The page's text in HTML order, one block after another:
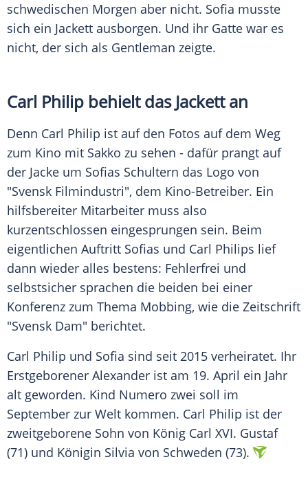
schwedischen Morgen aber nicht. Sofia musste
sich ein Jackett ausborgen. Und ihr Gatte war es
nicht, der sich als Gentleman zeigte.
Carl Philip behielt das Jackettan
Denn Carl Philip ist auf den Fotos auf dem Weg
zum Kino mit Sakko zu sehen - dafür prangt auf
der Jacke um Sofias Schultern das Logo von
"Svensk Filmindustri", dem Kino-Betreiber. Ein
hilfsbereiter Mitarbeiter muss also
kurzentschlossen eingesprungen sein. Beim
eigentlichen Auftritt Sofias und Carl Philips lief
dann wieder alles bestens: Fehlerfrei und
selbstsicher sprachen die beiden bei einer
Konferenz zum Thema Mobbing, wie die Zeitschrift
"Svensk Dam" berichtet.
Carl Philip und Sofia sind seit 2015 verheiratet. Ihr
Erstgeborener Alexander ist am 19. April ein Jahr
alt geworden. Kind Numero zwei soll im
September zur Welt kommen. Carl Philip ist der
zweitgeborene Sohn von König Carl XVI. Gustaf
(71) und Königin Silvia von Schweden (73).